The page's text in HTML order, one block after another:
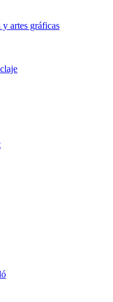
artes gráficas